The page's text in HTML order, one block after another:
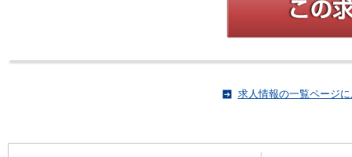
求人情報の一覧ページ